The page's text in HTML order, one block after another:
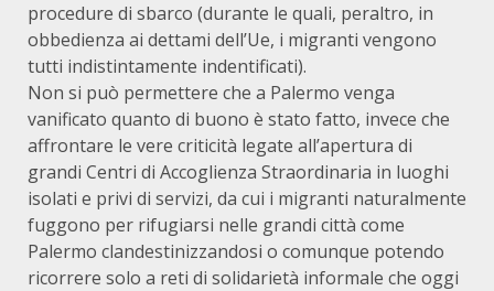
procedure di sbarco (durante le quali, peraltro, in
obbedienza ai dettami dell’Ue, i migranti vengono
tutti indistintamente indentificati).
Non si può permettere che a Palermo venga
vanificato quanto di buono è stato fatto, invece che
affrontare le vere criticità legate all’apertura di
grandi Centri di Accoglienza Straordinaria in luoghi
isolati e privi di servizi, da cui i migranti naturalmente
fuggono per rifugiarsi nelle grandi città come
Palermo clandestinizzandosi o comunque potendo
ricorrere solo a reti di solidarietà informale che oggi